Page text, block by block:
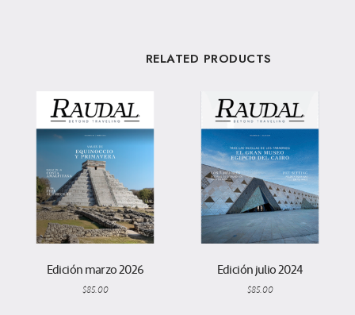
RELATED PRODUCTS
Edición marzo 2026
$85.00
Edición julio 2024
$85.00